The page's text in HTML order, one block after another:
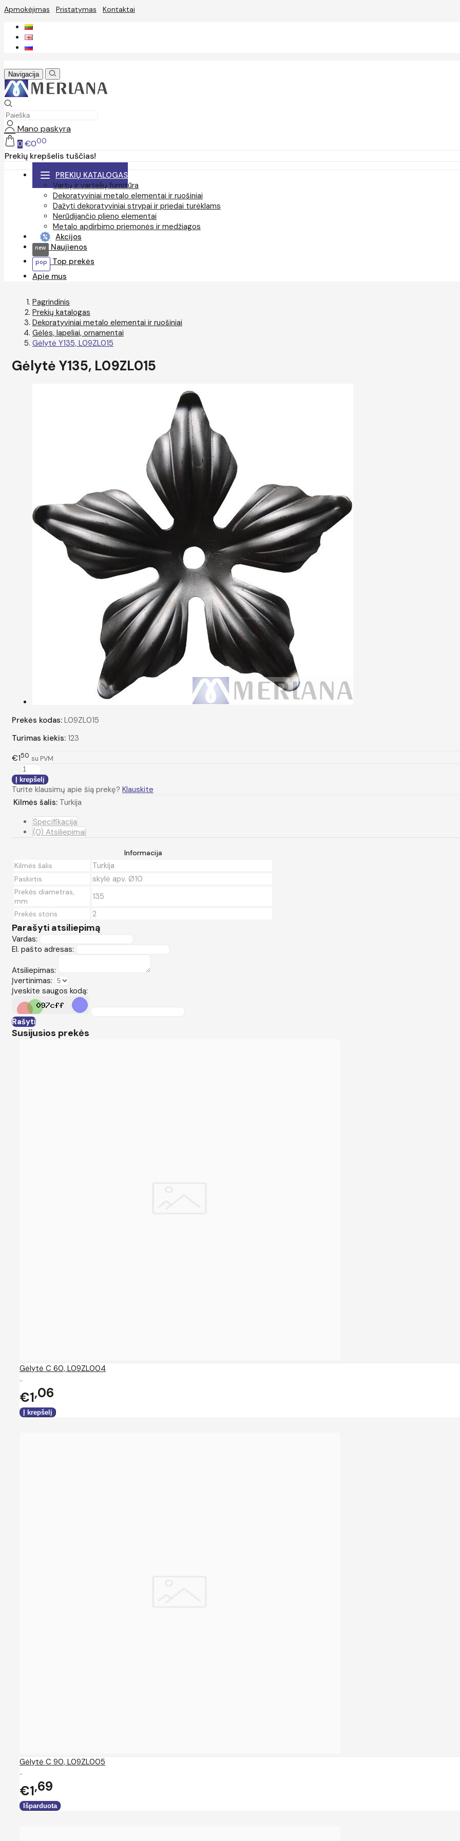
Apmokėjimas Pristatymas Kontaktai
Navigacija
Mano paskyra
0 €000
Prekių krepšelis tuščias!
PREKIŲ KATALOGAS
Vartų ir vartelių furnitūra
Dekoratyviniai metalo elementai ir ruošiniai
Dažyti dekoratyviniai strypai ir priedai turėklams
Nerūdijančio plieno elementai
Metalo apdirbimo priemonės ir medžiagos
Akcijos
Naujienos
Top prekės
Apie mus
Pagrindinis
Prekių katalogas
Dekoratyviniai metalo elementai ir ruošiniai
Gėlės, lapeliai, ornamentai
Gėlytė Y135, L09ZL015
Gėlytė Y135, L09ZL015
Prekės kodas: L09ZL015
Turimas kiekis: 123
€150 su PVM
Turite klausimų apie šią prekę? Klauskite
Kilmės šalis: Turkija
Specifikacija
(0) Atsiliepimai
Informacija
Kilmės šalis
Turkija
Paskirtis skylė apv. Ø10
Prekės diametras,
mm
135
Prekės storis 2
Parašyti atsiliepimą
Vardas:
El. pašto adresas:
Atsiliepimas:
Įvertinimas:
Įveskite saugos kodą:
Rašyti
Susijusios prekės
Gėlytė C 60, L09ZL004
..
€1 06
Gėlytė C 90, L09ZL005
..
€1 69